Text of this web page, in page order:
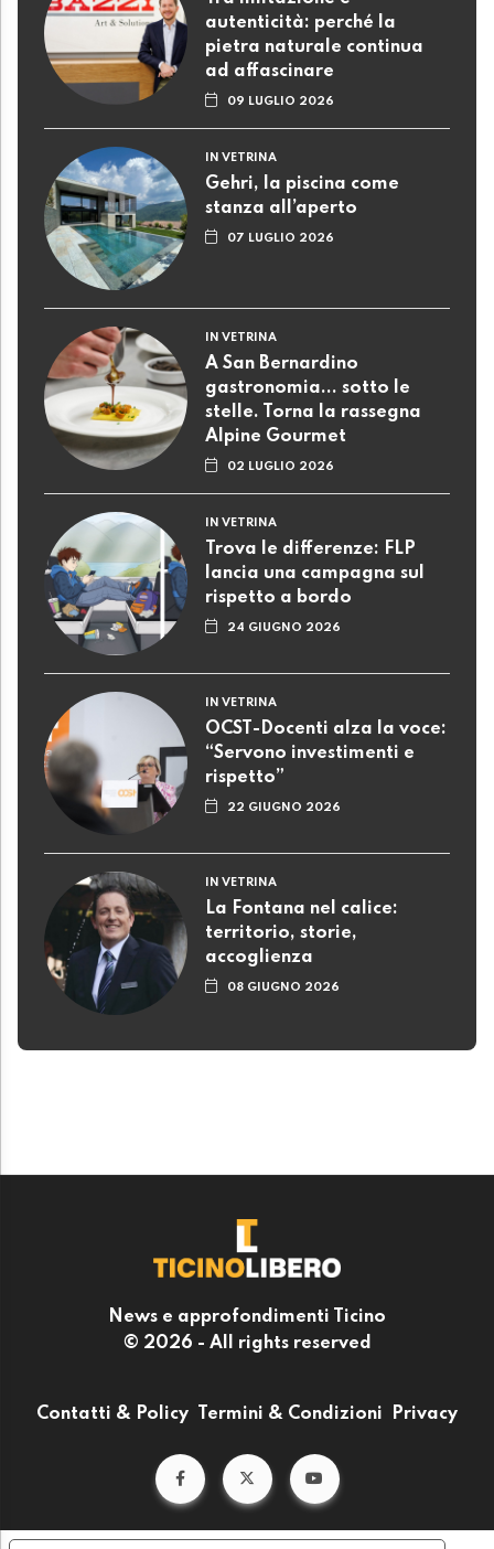
autenticità: perché la
pietra naturale continua
ad affascinare
09 LUGLIO 2026
IN VETRINA
Gehri, la piscina come
stanza all’aperto
07 LUGLIO 2026
IN VETRINA
A San Bernardino
gastronomia... sotto le
stelle. Torna la rassegna
Alpine Gourmet
02 LUGLIO 2026
IN VETRINA
Trova le differenze: FLP
lancia una campagna sul
rispetto a bordo
24 GIUGNO 2026
IN VETRINA
OCST-Docenti alza la voce:
“Servono investimenti e
rispetto”
22 GIUGNO 2026
IN VETRINA
La Fontana nel calice:
territorio, storie,
accoglienza
08 GIUGNO 2026
News e approfondimenti Ticino
© 2026 - All rights reserved
Contatti & Policy Termini & Condizioni Privacy